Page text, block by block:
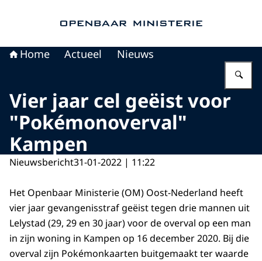
Home Actueel Nieuws
Vier jaar cel geëist voor
"Pokémonoverval"
Kampen
Nieuwsbericht31-01-2022 | 11:22
Het Openbaar Ministerie (OM) Oost-Nederland heeft
vier jaar gevangenisstraf geëist tegen drie mannen uit
Lelystad (29, 29 en 30 jaar) voor de overval op een man
in zijn woning in Kampen op 16 december 2020. Bij die
overval zijn Pokémonkaarten buitgemaakt ter waarde